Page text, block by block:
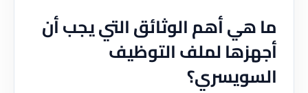
ما هي أهم الوثائق التي يجب أن
أجهزها لملف التوظيف
السويسري؟